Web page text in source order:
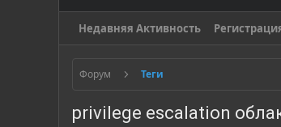
Недавняя Активность
Форум Теги
privilege escalation